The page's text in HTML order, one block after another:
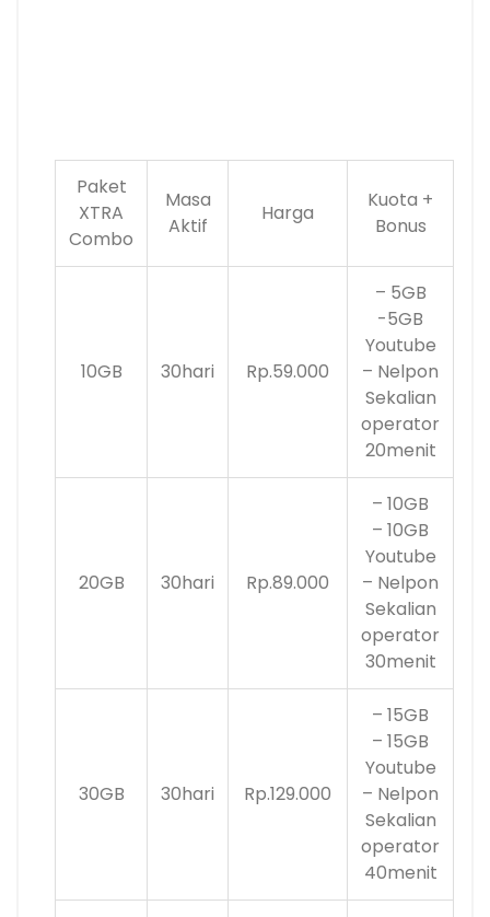
Paket
XTRA
Combo
Masa
Aktif
Harga
Kuota +
Bonus
10GB 30hari Rp.59.000
– 5GB
-5GB
Youtube
– Nelpon
Sekalian
operator
20menit
20GB 30hari Rp.89.000
– 10GB
– 10GB
Youtube
– Nelpon
Sekalian
operator
30menit
30GB 30hari Rp.129.000
– 15GB
– 15GB
Youtube
– Nelpon
Sekalian
operator
40menit